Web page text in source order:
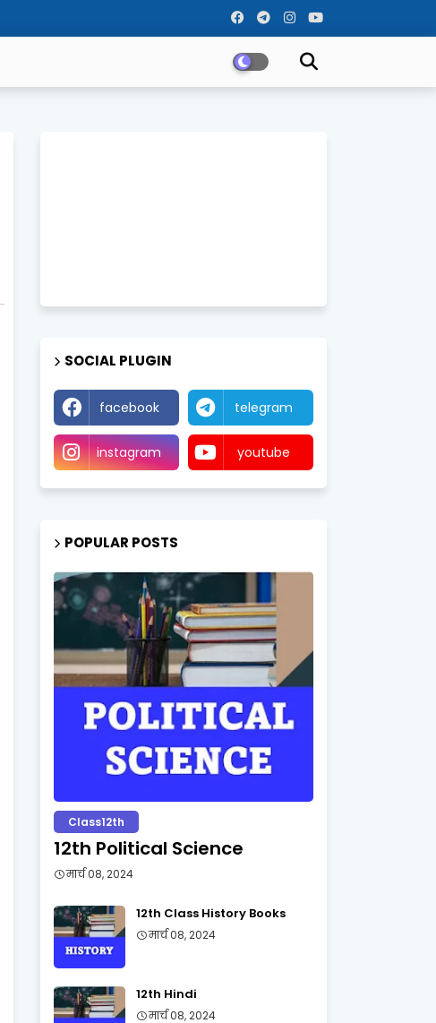
SOCIAL PLUGIN
facebook telegram
instagram youtube
POPULAR POSTS
Class12th
12th Political Science
मार्च 08, 2024
12th Class History Books
मार्च 08, 2024
12th Hindi
मार्च 08, 2024